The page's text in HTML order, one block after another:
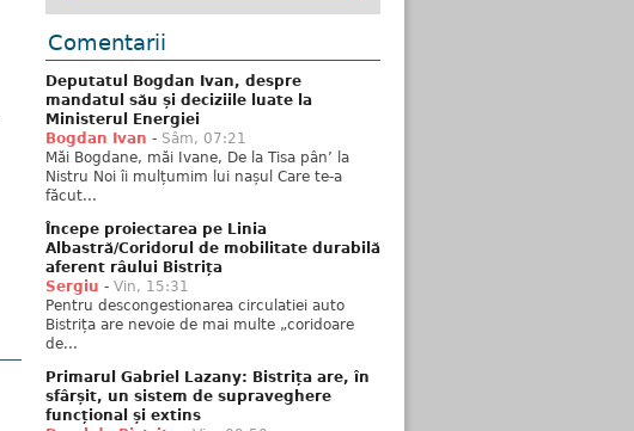
Comentarii
Deputatul Bogdan Ivan, despre
mandatul său și deciziile luate la
Ministerul Energiei
Bogdan Ivan - Sâm, 07:21
Măi Bogdane, măi Ivane, De la Tisa pân’ la
Nistru Noi îi mulțumim lui nașul Care te-a
făcut...
Începe proiectarea pe Linia
Albastră/Coridorul de mobilitate durabilă
aferent râului Bistrița
Sergiu - Vin, 15:31
Pentru descongestionarea circulatiei auto
Bistrița are nevoie de mai multe „coridoare
de...
Primarul Gabriel Lazany: Bistrița are, în
sfârșit, un sistem de supraveghere
funcțional și extins